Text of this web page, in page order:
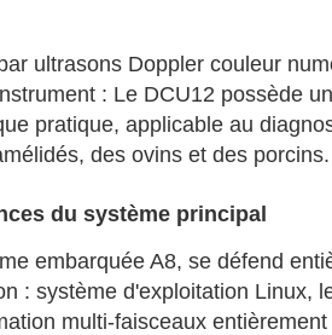
ultrasons Doppler couleur
: Le DCU12 possède
pratique, applicable au
des ovins et des porcins.
du système principal
embarquée A8, se défend
: système d'exploitation Linux,
multi-faisceaux